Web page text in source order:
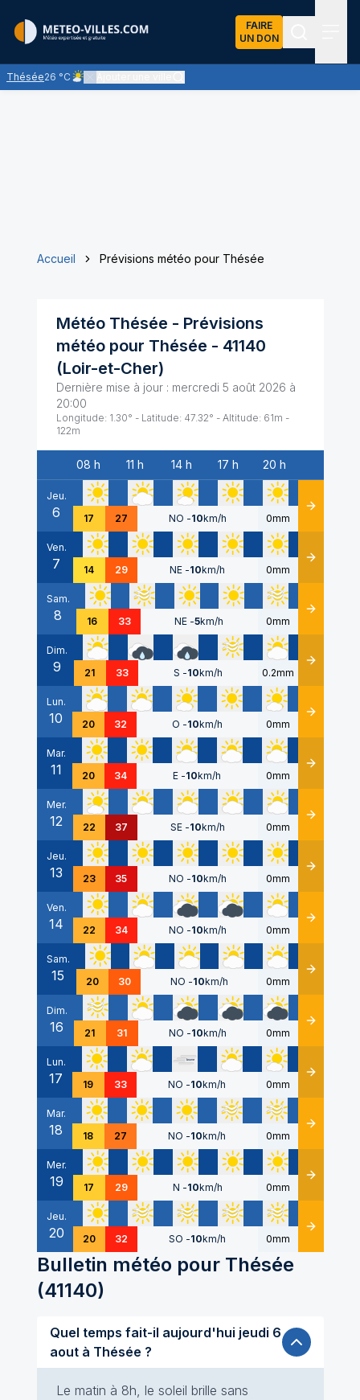
FAIRE
UN DON
Thésée26 °C
Ciel peu nuageux - le soleil domine largement
Accueil Prévisions météo pour Thésée
Météo Thésée - Prévisions
météo pour Thésée - 41140
(Loir-et-Cher)
Dernière mise à jour : mercredi 5 août 2026 à
20:00
Longitude: 1.30° - Latitude: 47.32° - Altitude: 61m -
122m
Date
08 h 11 h 14 h 17 h 20 h
Jeu.
6 17 27 NO -10km/h 0mm Détails
Ven.
7 14 29 NE -10km/h 0mm Détails
Sam.
8 16 33 NE -5km/h 0mm Détails
Dim.
9 21 33 S -10km/h 0.2mm Détails
Lun.
10 20 32 O -10km/h 0mm Détails
Mar.
11 20 34 E -10km/h 0mm Détails
Mer.
12 22 37 SE -10km/h 0mm Détails
Jeu.
13 23 35 NO -10km/h 0mm Détails
Ven.
14 22 34 NO -10km/h 0mm Détails
Sam.
15 20 30 NO -10km/h 0mm Détails
Dim.
16 21 31 NO -10km/h 0mm Détails
Lun.
17 19 33 NO -10km/h 0mm Détails
Mar.
18 18 27 NO -10km/h 0mm Détails
Mer.
19 17 29 N -10km/h 0mm Détails
Jeu.
20 20 32 SO -10km/h 0mm Détails
Bulletin météo pour Thésée
(41140)
Quel temps fait-il aujourd'hui jeudi 6
aout à Thésée ?
Le matin à 8h, le soleil brille sans